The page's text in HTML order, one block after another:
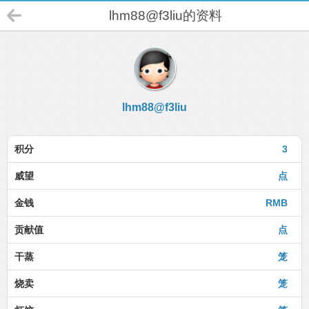
lhm88@f3liu的资料
lhm88@f3liu
3
积分
点
威望
RMB
金钱
点
贡献值
笼
干蒸
笼
烧卖